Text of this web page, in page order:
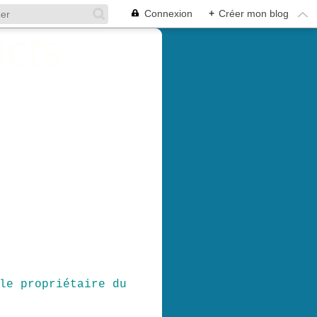
Connexion + Créer mon blog
propriétaire du